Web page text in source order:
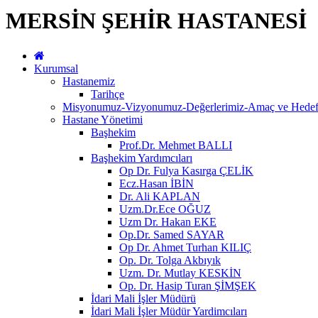
MERSİN ŞEHİR HASTANESİ
Kurumsal
Hastanemiz
Tarihçe
Misyonumuz-Vizyonumuz-Değerlerimiz-Amaç ve
Hastane Yönetimi
Başhekim
Prof.Dr. Mehmet BALLI
Başhekim Yardımcıları
Op Dr. Fulya Kasırga ÇELİK
Ecz.Hasan İBİN
Dr. Ali KAPLAN
Uzm.Dr.Ece OĞUZ
Uzm Dr. Hakan EKE
Op.Dr. Samed SAYAR
Op Dr. Ahmet Turhan KILIÇ
Op. Dr. Tolga Akbıyık
Uzm. Dr. Mutlay KESKİN
Op. Dr. Hasip Turan ŞİMŞEK
İdari Mali İşler Müdürü
İdari Mali İşler Müdür Yardimcıları